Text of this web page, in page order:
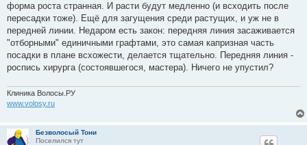
форма роста странная. И расти будут медленно (и всходить после
пересадки тоже). Ещё для загущения среди растущих, и уж не в
передней линии. Недаром есть закон: передняя линия засаживается
"отборными" единичными графтами, это самая капризная часть
посадки в плане всхожести, делается тщательно. Передняя линия -
роспись хирурга (состоявшегося, мастера). Ничего не упустил?
Клиника Волосы.РУ
www.volosy.ru
Безволосый Тони
Поселился тут